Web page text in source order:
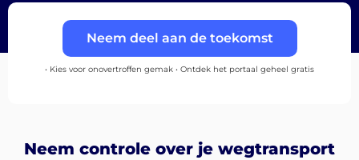
Inloggen
Aanmelden
Neem deel aan de toekomst
• Kies voor onovertroffen gemak • Ontdek het portaal geheel gratis
Neem controle over je wegtransport